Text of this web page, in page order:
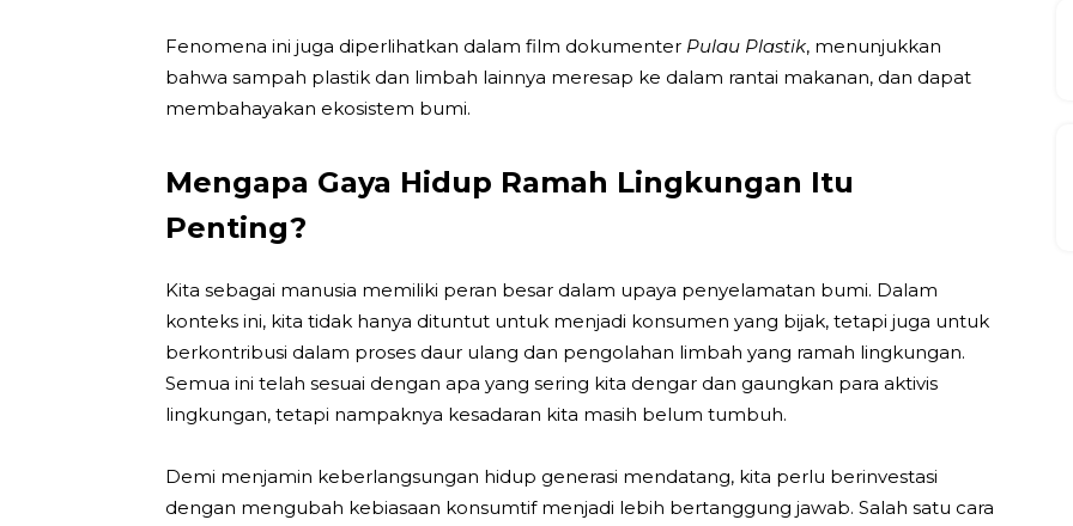
Fenomena ini juga diperlihatkan dalam film dokumenter Pulau Plastik, menunjukkan
bahwa sampah plastik dan limbah lainnya meresap ke dalam rantai makanan, dan dapat
membahayakan ekosistem bumi.
Mengapa Gaya Hidup Ramah Lingkungan Itu
Penting?
Kita sebagai manusia memiliki peran besar dalam upaya penyelamatan bumi. Dalam
konteks ini, kita tidak hanya dituntut untuk menjadi konsumen yang bijak, tetapi juga untuk
berkontribusi dalam proses daur ulang dan pengolahan limbah yang ramah lingkungan.
Semua ini telah sesuai dengan apa yang sering kita dengar dan gaungkan para aktivis
lingkungan, tetapi nampaknya kesadaran kita masih belum tumbuh.
Demi menjamin keberlangsungan hidup generasi mendatang, kita perlu berinvestasi
dengan mengubah kebiasaan konsumtif menjadi lebih bertanggung jawab. Salah satu cara